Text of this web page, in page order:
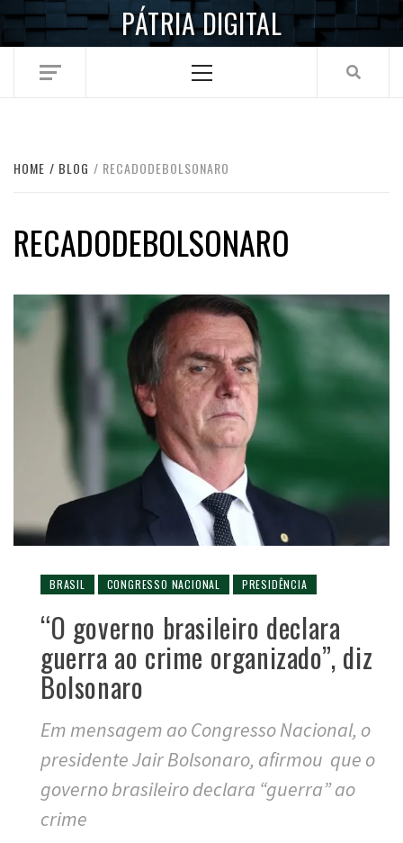
Skip
PÁTRIA DIGITAL
Menu
HOME BLOG RECADODEBOLSONARO
RECADODEBOLSONARO
BRASIL CONGRESSO NACIONAL PRESIDÊNCIA
“O governo brasileiro declara
guerra ao crime organizado”, diz
Bolsonaro
Em mensagem ao Congresso Nacional, o
presidente Jair Bolsonaro, afirmou que o
governo brasileiro declara “guerra” ao
crime